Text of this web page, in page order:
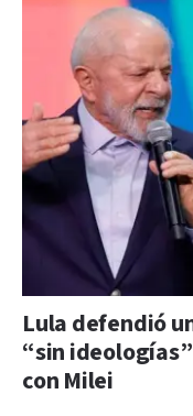
Lula defendió
“sin
con Milei